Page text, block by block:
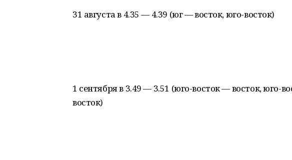
31 августа в 4.35 — 4.39 (юг — восток, юго-восток)
1 сентября в 3.49 — 3.51 (юго-восток — восток, юго-
восток)